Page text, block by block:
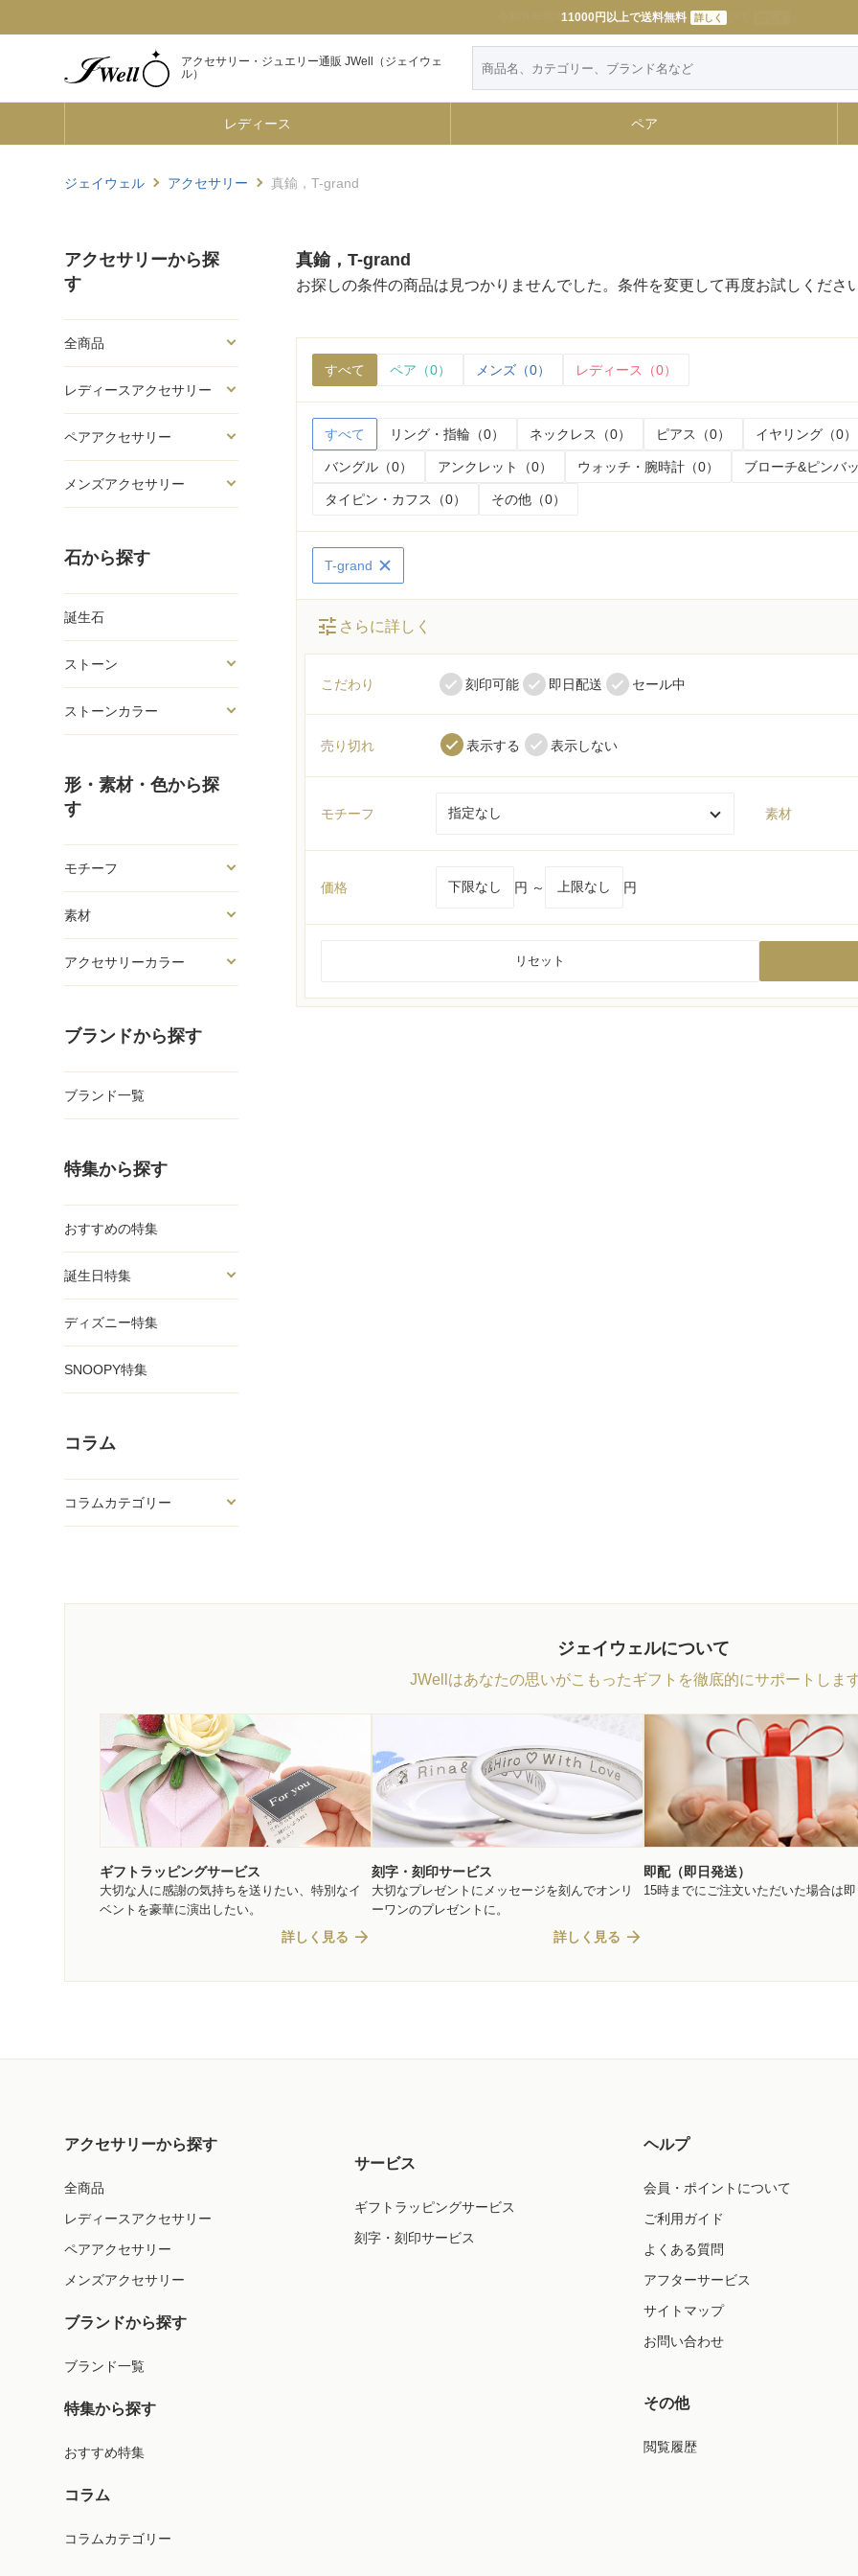
11000円以上で送料無料 詳しく
アクセサリー・ジュエリー通販 JWell（ジェイウェ
ル）
レディース ペア
ジェイウェル アクセサリー 真鍮，T-grand
アクセサリーから探
す
全商品
レディースアクセサリー
ペアアクセサリー
メンズアクセサリー
石から探す
誕生石
ストーン
ストーンカラー
形・素材・色から探
す
モチーフ
素材
アクセサリーカラー
ブランドから探す
ブランド一覧
特集から探す
おすすめの特集
誕生日特集
ディズニー特集
SNOOPY特集
コラム
コラムカテゴリー
真鍮，T-grand
お探しの条件の商品は見つかりませんでした。条件を変更して再度お試しくださ
すべて ペア（0） メンズ（0） レディース（0）
すべて リング・指輪（0） ネックレス（0） ピアス（0） イヤリング（0）
バングル（0） アンクレット（0） ウォッチ・腕時計（0） ブローチ&ピンバ
タイピン・カフス（0） その他（0）
T-grand
tune さらに詳しく
こだわり 刻印可能 即日配送 セール中
売り切れ 表示する 表示しない
モチーフ 素材
価格 円 ～ 円
リセット
ジェイウェルについて
JWellはあなたの思いがこもったギフトを徹底的にサポートしま
ギフトラッピングサービス
大切な人に感謝の気持ちを送りたい、特別なイ
ベントを豪華に演出したい。
詳しく見る arrow_forward
刻字・刻印サービス
大切なプレゼントにメッセージを刻んでオンリ
ーワンのプレゼントに。
詳しく見る arrow_forward
即配（即日発送）
15時までにご注文いただいた場合は
アクセサリーから探す
全商品
レディースアクセサリー
ペアアクセサリー
メンズアクセサリー
ブランドから探す
ブランド一覧
特集から探す
おすすめ特集
コラム
コラムカテゴリー
サービス
ギフトラッピングサービス
刻字・刻印サービス
ヘルプ
会員・ポイントについて
ご利用ガイド
よくある質問
アフターサービス
サイトマップ
お問い合わせ
その他
閲覧履歴